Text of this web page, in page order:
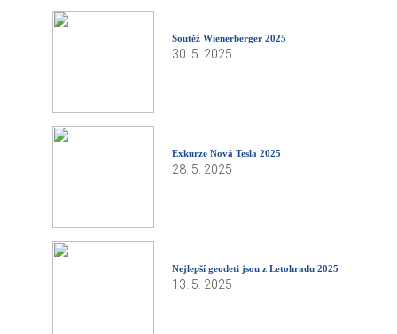
Soutěž Wienerberger 2025
30. 5. 2025
Exkurze Nová Tesla 2025
28. 5. 2025
Nejlepší geodeti jsou z Letohradu 2025
13. 5. 2025